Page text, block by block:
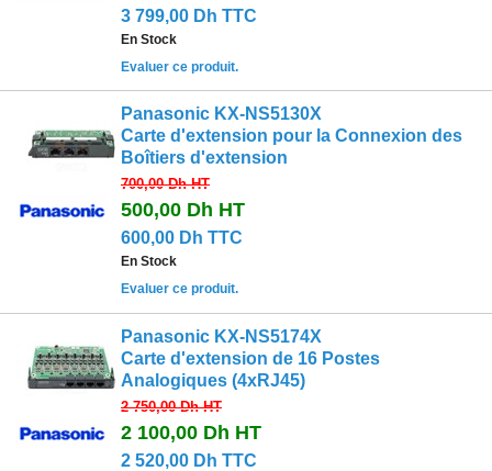
3 799,00 Dh TTC
En Stock
Evaluer ce produit.
Panasonic KX-NS5130X
Carte d'extension pour la Connexion des
Boîtiers d'extension
700,00 DhHT
500,00 Dh HT
600,00 Dh TTC
En Stock
Evaluer ce produit.
Panasonic KX-NS5174X
Carte d'extension de 16 Postes
Analogiques (4xRJ45)
2 750,00 DhHT
2 100,00 Dh HT
2 520,00 Dh TTC